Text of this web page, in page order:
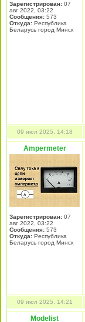
Зарегистрирован: 07
авг 2022, 03:22
Сообщения: 573
Откуда: Республика
Беларусь город Минск
09 июл 2025, 14:18
Ampermeter
Зарегистрирован: 07
авг 2022, 03:22
Сообщения: 573
Откуда: Республика
Беларусь город Минск
09 июл 2025, 14:21
Modelist